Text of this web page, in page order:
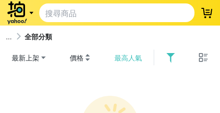
登
全部分類
最新上架 價格 最高人氣